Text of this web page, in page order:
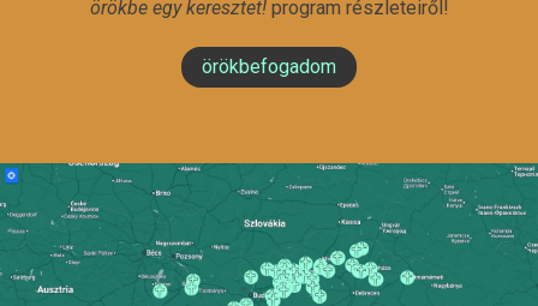
örökbe egy keresztet!program részleteiről!
örökbefogadom